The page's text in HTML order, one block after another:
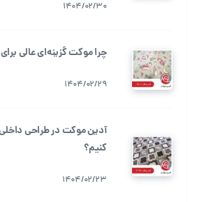
1404/02/30
چرا موکت گزینه‌ای عالی
1404/02/29
آدین موکت در طراحی داخلی
کنیم؟
1404/02/23